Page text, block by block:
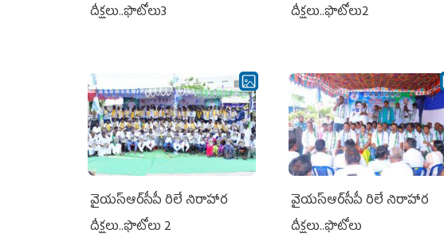
దీక్షలు..ఫొటోలు3
దీక్షలు..ఫొటోలు2
వైయ‌స్ఆర్‌సీపీ రిలే నిరాహార
దీక్షలు..ఫొటోలు 2
వైయ‌స్ఆర్‌సీపీ రిలే నిరాహార
దీక్షలు..ఫొటోలు